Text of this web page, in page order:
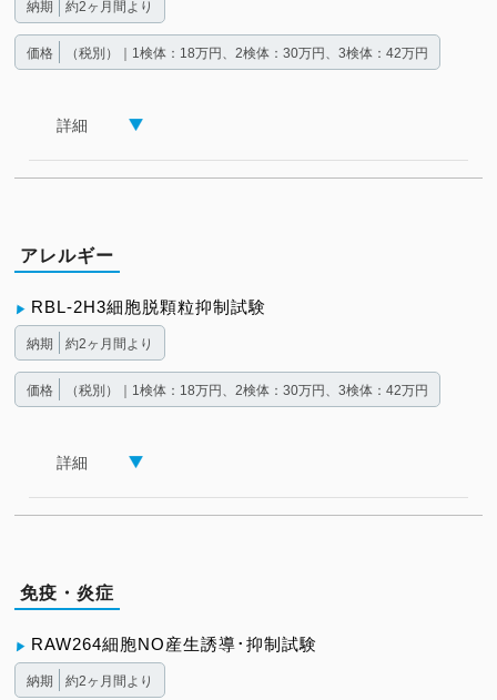
納期 約2ヶ月間より
価格 （税別）｜1検体：18万円、2検体：30万円、3検体：42万円
詳細
アレルギー
RBL-2H3細胞脱顆粒抑制試験
納期 約2ヶ月間より
価格 （税別）｜1検体：18万円、2検体：30万円、3検体：42万円
詳細
免疫・炎症
RAW264細胞NO産生誘導･抑制試験
納期 約2ヶ月間より